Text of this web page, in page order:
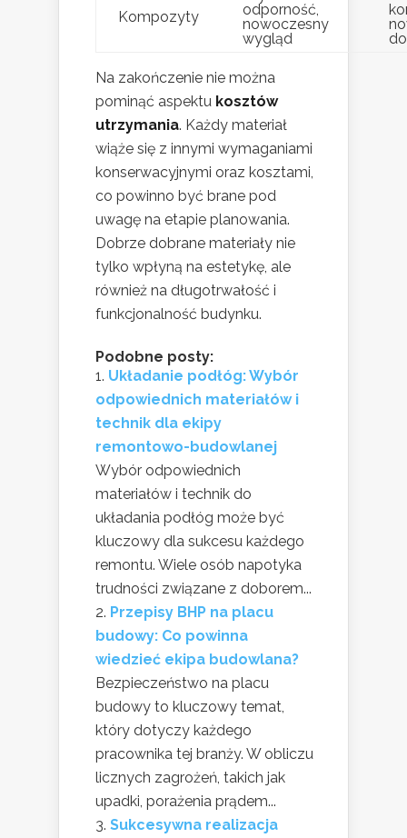
Kompozyty
odporność,
nowoczesny
wygląd
Na zakończenie nie można
pominąć aspektu kosztów
utrzymania. Każdy materiał
wiąże się z innymi wymaganiami
konserwacyjnymi oraz kosztami,
co powinno być brane pod
uwagę na etapie planowania.
Dobrze dobrane materiały nie
tylko wpłyną na estetykę, ale
również na długotrwałość i
funkcjonalność budynku.
Podobne posty:
Układanie podłóg: Wybór
odpowiednich materiałów i
technik dla ekipy
remontowo-budowlanej
Wybór odpowiednich
materiałów i technik do
układania podłóg może być
kluczowy dla sukcesu każdego
remontu. Wiele osób napotyka
trudności związane z doborem...
Przepisy BHP na placu
budowy: Co powinna
wiedzieć ekipa budowlana?
Bezpieczeństwo na placu
budowy to kluczowy temat,
który dotyczy każdego
pracownika tej branży. W obliczu
licznych zagrożeń, takich jak
upadki, porażenia prądem...
Sukcesywna realizacja